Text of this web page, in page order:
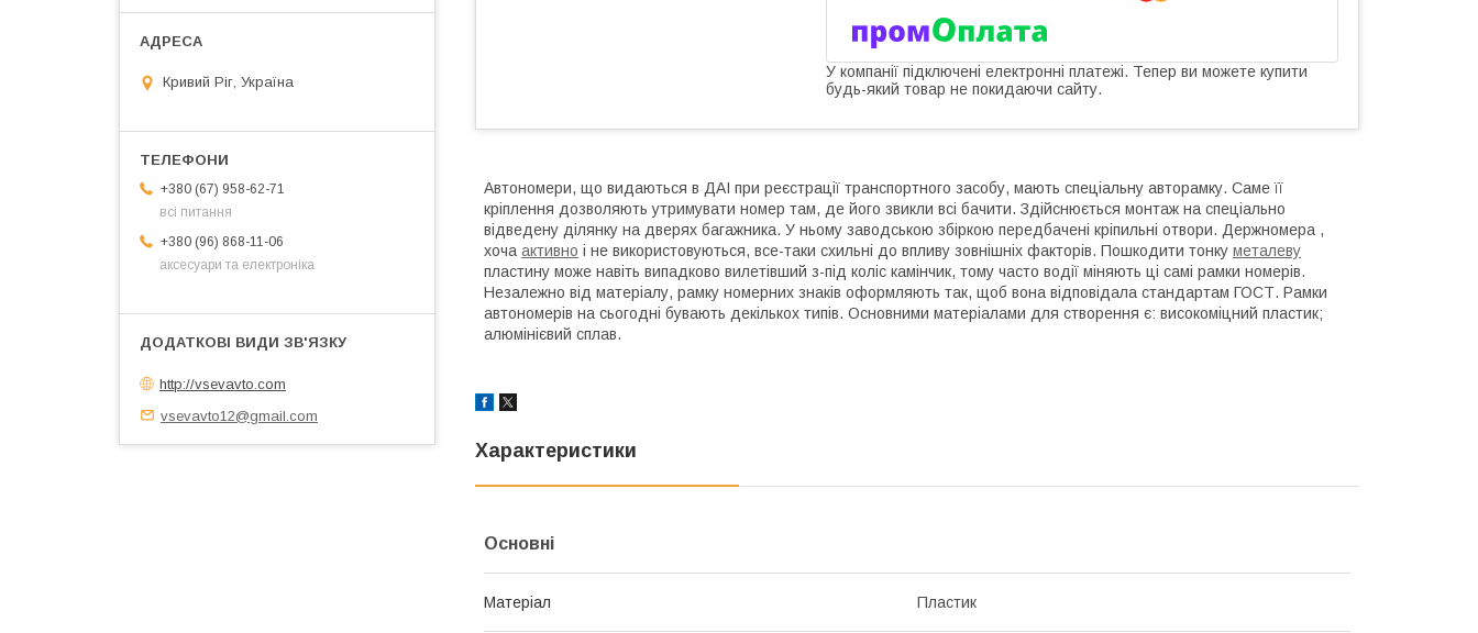
У компанії підключені електронні платежі. Тепер ви можете купити
будь-який товар не покидаючи сайту.
Автономери, що видаються в ДАІ при реєстрації транспортного засобу, мають спеціальну авторамку. Саме її
кріплення дозволяють утримувати номер там, де його звикли всі бачити. Здійснюється монтаж на спеціально
відведену ділянку на дверях багажника. У ньому заводською збіркою передбачені кріпильні отвори. Держномера ,
хоча активно і не використовуються, все-таки схильні до впливу зовнішніх факторів. Пошкодити тонку металеву
пластину може навіть випадково вилетівший з-під коліс камінчик, тому часто водії міняють ці самі рамки номерів.
Незалежно від матеріалу, рамку номерних знаків оформляють так, щоб вона відповідала стандартам ГОСТ. Рамки
автономерів на сьогодні бувають декількох типів. Основними матеріалами для створення є: високоміцний пластик;
алюмінієвий сплав.
Характеристики
Основні
Матеріал Пластик
Кривий Ріг, Україна
+380 (67) 958-62-71
всі питання
+380 (96) 868-11-06
аксесуари та електроніка
http://vsevavto.com
vsevavto12@gmail.com